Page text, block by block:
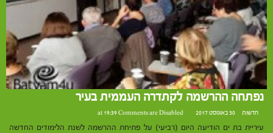
נפתחה ההרשמה לקתדרה העממית בעיר
חדשות 30 באוגוסט 2017 at 19:39 Comments are Disabled
עיריית בת ים הודיעה היום (רביעי) על פתיחת ההרשמה לשנת הלימודים החדשה